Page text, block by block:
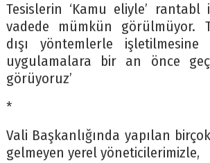
Tesislerin ‘Kamu eliyle’ rantabl
vadede mümkün görülmüyor.
dışı yöntemlerle işletilmesine
uygulamalara bir an önce
görüyoruz’
*
Vali Başkanlığında yapılan
gelmeyen yerel yöneticilerimizle,